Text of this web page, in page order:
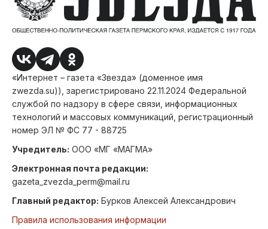
«Интернет – газета «Звезда» (доменное имя
zwezda.su)), зарегистрировано 22.11.2024 Федеральной
службой по надзору в сфере связи, информационных
технологий и массовых коммуникаций, регистрационный
номер ЭЛ № ФС 77 - 88725
Учредитель: ООО «МГ «МАГМА»
Электронная почта редакции:
gazeta_zvezda_perm@mail.ru
Главный редактор: Бурков Алексей Александрович
Правила использования информации